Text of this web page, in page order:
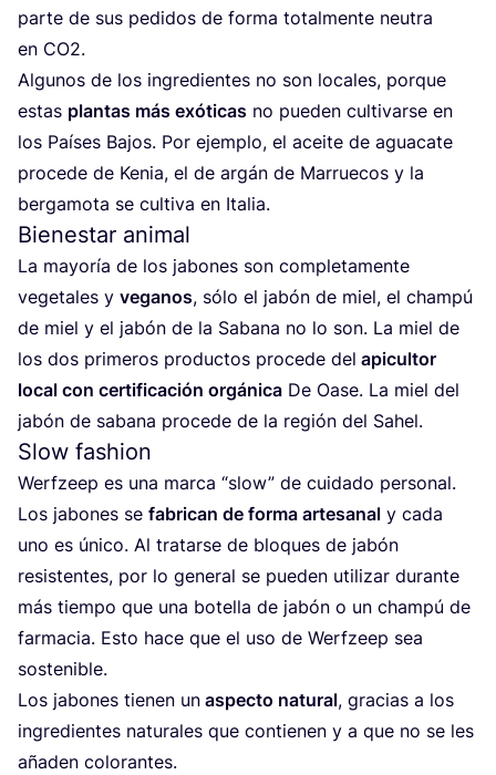
par­te de sus pedi­dos de for­ma total­men­te neu­tra
en CO2.
Algu­nos de los ingre­dien­tes no son loca­les, por­que
estas plan­tas más exó­ti­cas no pue­den cul­ti­var­se en
los Paí­ses Bajos. Por ejem­plo, el acei­te de agua­ca­te
pro­ce­de de Kenia, el de argán de Marrue­cos y la
ber­ga­mo­ta se cul­ti­va en Italia.
Bienestar animal
La mayo­ría de los jabo­nes son com­ple­ta­men­te
vege­ta­les y vega­nos, sólo el jabón de miel, el cham­pú
de miel y el jabón de la Saba­na no lo son. La miel de
los dos pri­me­ros pro­duc­tos pro­ce­de del api­cul­tor
local con cer­ti­fi­ca­ción orgá­ni­ca De Oase. La miel del
jabón de saba­na pro­ce­de de la región del Sahel.
Slow fashion
Werf­zeep es una mar­ca “slow” de cui­da­do per­so­nal.
Los jabo­nes se fabri­can de for­ma arte­sa­nal y cada
uno es úni­co. Al tra­tar­se de blo­ques de jabón
resis­ten­tes, por lo gene­ral se pue­den uti­li­zar duran­te
más tiem­po que una bote­lla de jabón o un cham­pú de
far­ma­cia. Esto hace que el uso de Werf­zeep sea
sostenible.
Los jabo­nes tie­nen un aspec­to natu­ral, gra­cias a los
ingre­dien­tes natu­ra­les que con­tie­nen y a que no se les
aña­den colorantes.